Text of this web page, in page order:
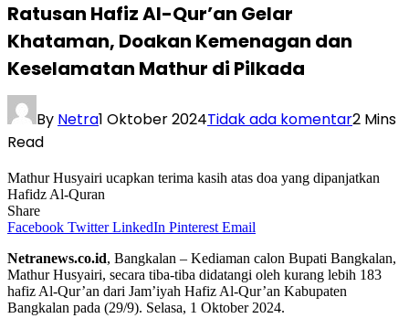
Ratusan Hafiz Al-Qur’an Gelar
Khataman, Doakan Kemenagan dan
Keselamatan Mathur di Pilkada
By Netra1 Oktober 2024Tidak ada komentar2 Mins
Read
Mathur Husyairi ucapkan terima kasih atas doa yang dipanjatkan
Hafidz Al-Quran
Share
Facebook Twitter LinkedIn Pinterest Email
Netranews.co.id, Bangkalan – Kediaman calon Bupati Bangkalan,
Mathur Husyairi, secara tiba-tiba didatangi oleh kurang lebih 183
hafiz Al-Qur’an dari Jam’iyah Hafiz Al-Qur’an Kabupaten
Bangkalan pada (29/9). Selasa, 1 Oktober 2024.